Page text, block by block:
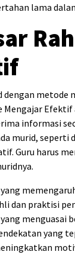
lama
metode
informasi
murid, seperti
Guru harus
dan praktisi
yang